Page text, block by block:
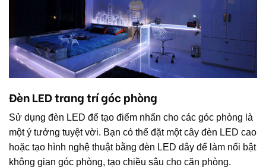
Đèn LED trang trí góc phòng
Sử dụng đèn LED để tạo điểm nhấn cho các góc phòng là
một ý tưởng tuyệt vời. Bạn có thể đặt một cây đèn LED cao
hoặc tạo hình nghệ thuật bằng đèn LED dây để làm nổi bật
không gian góc phòng, tạo chiều sâu cho căn phòng.